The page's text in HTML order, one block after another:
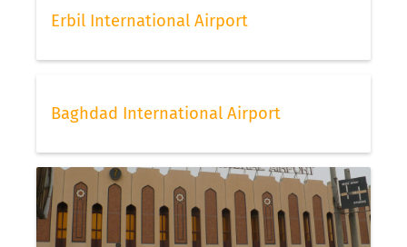
Erbil International Airport
Baghdad International Airport